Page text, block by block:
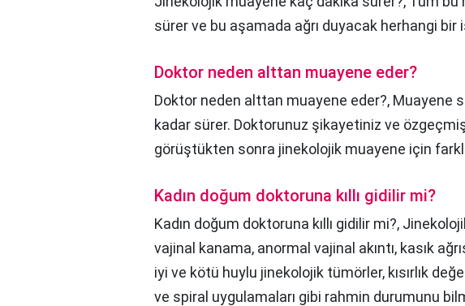
sürer ve bu aşamada ağrı duyacak herhangi bir
Doktor neden alttan muayene eder?
Doktor neden alttan muayene eder?, Muayene
kadar sürer. Doktorunuz şikayetiniz ve
görüştükten sonra jinekolojik muayene için
Kadın doğum doktoruna kıllı gidilir mi?
Kadın doğum doktoruna kıllı gidilir mi?,
vajinal kanama, anormal vajinal akıntı, kasık
iyi ve kötü huylu jinekolojik tümörler, kısırlık
ve spiral uygulamaları gibi rahmin durumunu